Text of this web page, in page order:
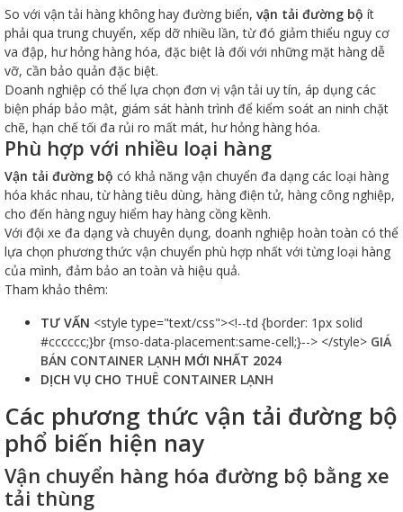
So với vận tải hàng không hay đường biển, vận tải đường bộ ít
phải qua trung chuyển, xếp dỡ nhiều lần, từ đó giảm thiểu nguy cơ
va đập, hư hỏng hàng hóa, đặc biệt là đối với những mặt hàng dễ
vỡ, cần bảo quản đặc biệt.
Doanh nghiệp có thể lựa chọn đơn vị vận tải uy tín, áp dụng các
biện pháp bảo mật, giám sát hành trình để kiểm soát an ninh chặt
chẽ, hạn chế tối đa rủi ro mất mát, hư hỏng hàng hóa.
Phù hợp với nhiều loại hàng
Vận tải đường bộ có khả năng vận chuyển đa dạng các loại hàng
hóa khác nhau, từ hàng tiêu dùng, hàng điện tử, hàng công nghiệp,
cho đến hàng nguy hiểm hay hàng cồng kềnh.
Với đội xe đa dạng và chuyên dụng, doanh nghiệp hoàn toàn có thể
lựa chọn phương thức vận chuyển phù hợp nhất với từng loại hàng
của mình, đảm bảo an toàn và hiệu quả.
Tham khảo thêm:
TƯ VẤN <style type="text/css"><!--td {border: 1px solid
#cccccc;}br {mso-data-placement:same-cell;}--> </style> GIÁ
BÁN CONTAINER LẠNH MỚI NHẤT 2024
DỊCH VỤ CHO THUÊ CONTAINER LẠNH
Các phương thức vận tải đường bộ
phổ biến hiện nay
Vận chuyển hàng hóa đường bộ bằng xe
tải thùng